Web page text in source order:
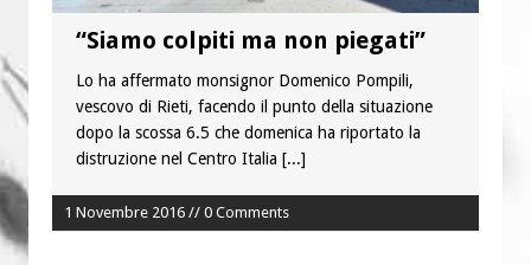
“Siamo colpiti ma non piegati”
Lo ha affermato monsignor Domenico Pompili,
vescovo di Rieti, facendo il punto della situazione
dopo la scossa 6.5 che domenica ha riportato la
distruzione nel Centro Italia [...]
1 Novembre 2016 // 0 Comments